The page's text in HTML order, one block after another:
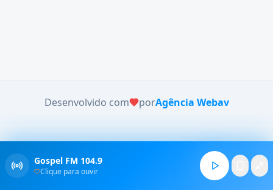
Desenvolvido com porAgência Webav
Gospel FM 104.9
Clique para ouvir